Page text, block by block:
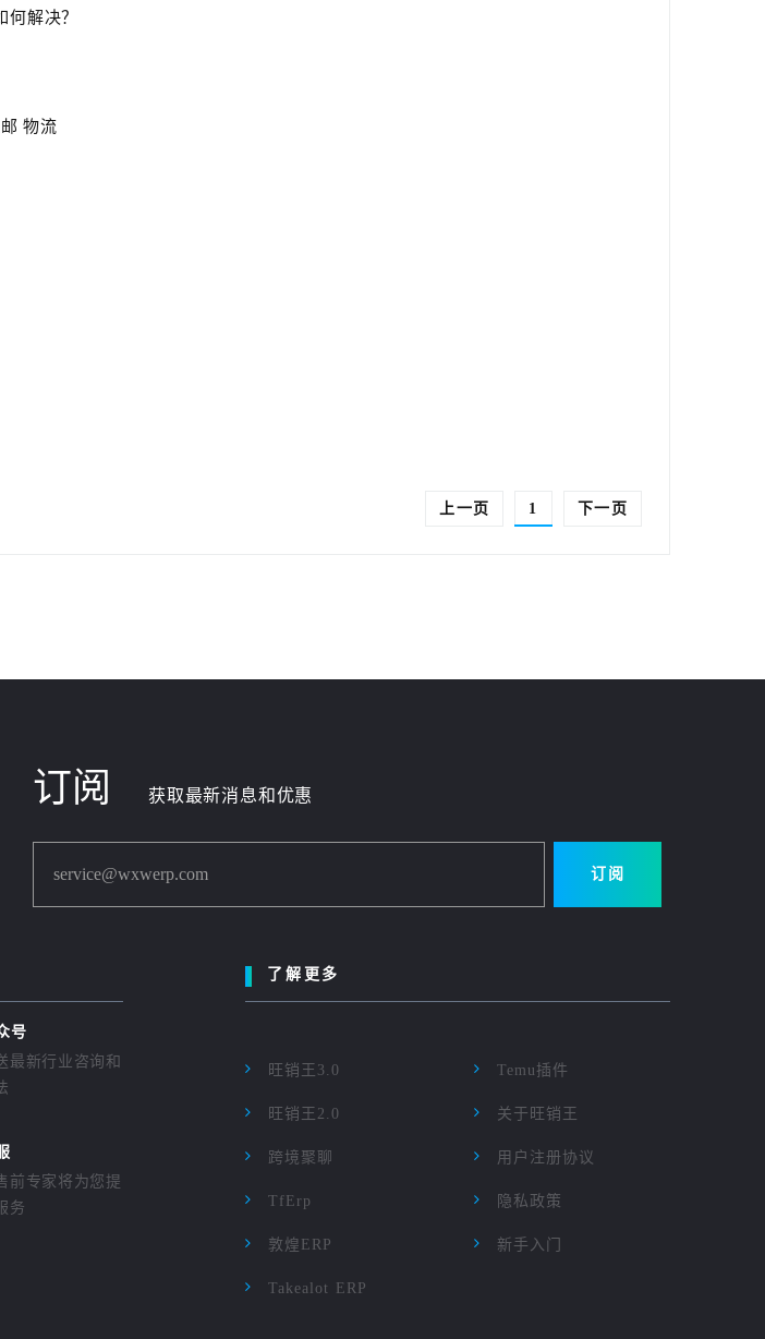
何解决？
物流
上一页 1 下一页
订阅 获取最新消息和优惠
service@wxwerp.com 订阅
号
最新行业咨询和
前专家将为您提
务
了解更多
旺销王3.0
旺销王2.0
跨境聚聊
TfErp
敦煌ERP
Takealot ERP
Temu插件
关于旺销王
用户注册协议
隐私政策
新手入门